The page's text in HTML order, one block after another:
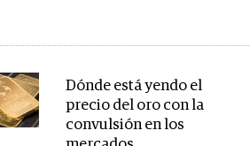
Dónde está yendo el
precio del oro con la
convulsión en los